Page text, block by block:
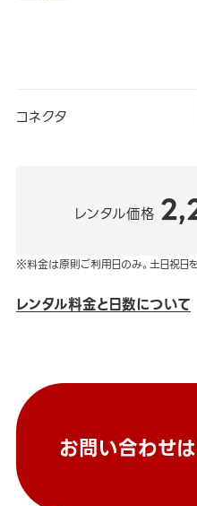
コネクタ
レンタル価格
※料金は原則ご利用日のみ。土日祝日
レンタル料金と日数について
お問い合わせ